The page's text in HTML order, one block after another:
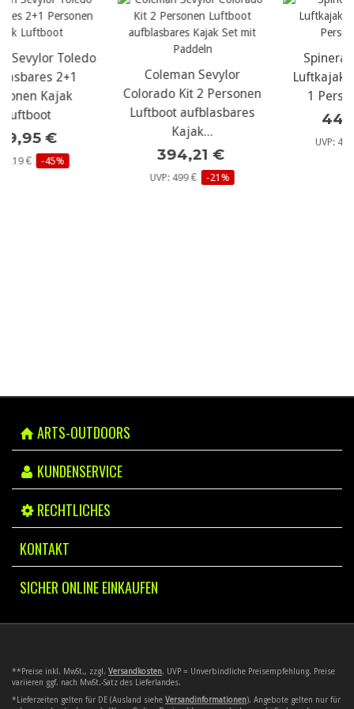
Coleman Sevylor
Colorado Kit 2 Personen
Luftboot aufblasbares
394,21 €
Spinera Hybris 320
Luftkajak aufblasbares
1 Personen Kajak
443,61 €
ARTS-OUTDOORS
KUNDENSERVICE
RECHTLICHES
KONTAKT
SICHER ONLINE EINKAUFEN
**Preise inkl. MwSt., zzgl. Versandkosten. UVP = Unverbindliche Preisempfehlung. Preise
variieren ggf. nach MwSt.-Satz des Lieferlandes.
*Lieferzeiten gelten für DE (Ausland siehe Versandinformationen). Angebote gelten nur für